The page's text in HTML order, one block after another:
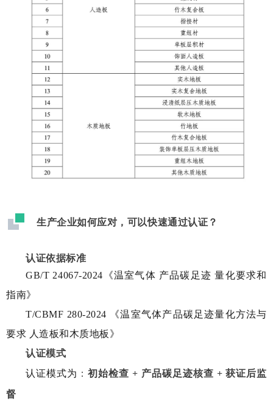
生产企业如何应对，可以快速通过认证 ？
认证依据标准
GB/T 24067-2024《温室气体 产品碳足迹 量化要求和
指南》
T/CBMF 280-2024 《温室气体产品碳足迹量化方法与
要求 人造板和木质地板》
认证模式
认证模式为 ：初始检查 + 产品碳足迹核查 + 获证后监
督